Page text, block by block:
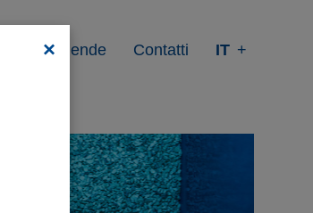
Aziende Contatti
IT
×